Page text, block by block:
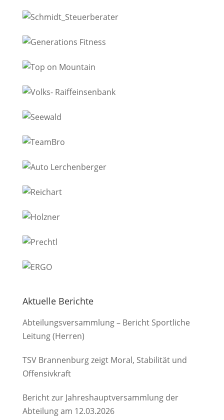
Aktuelle Berichte
Abteilungsversammlung – Bericht Sportliche
Leitung (Herren)
TSV Brannenburg zeigt Moral, Stabilität und
Offensivkraft
Bericht zur Jahreshauptversammlung der
Abteilung am 12.03.2026